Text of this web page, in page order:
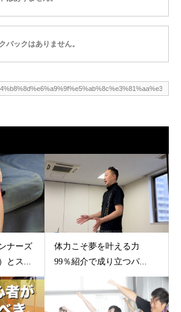
バックはありません。
ナーズ
とス...
体力こそ夢を叶える力
99％紹介で成り立つパ...